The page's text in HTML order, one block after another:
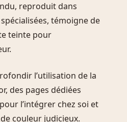
reproduit dans
témoigne de
teinte pour
l’utilisation de la
des pages dédiées
l’intégrer chez soi et
couleur judicieux.